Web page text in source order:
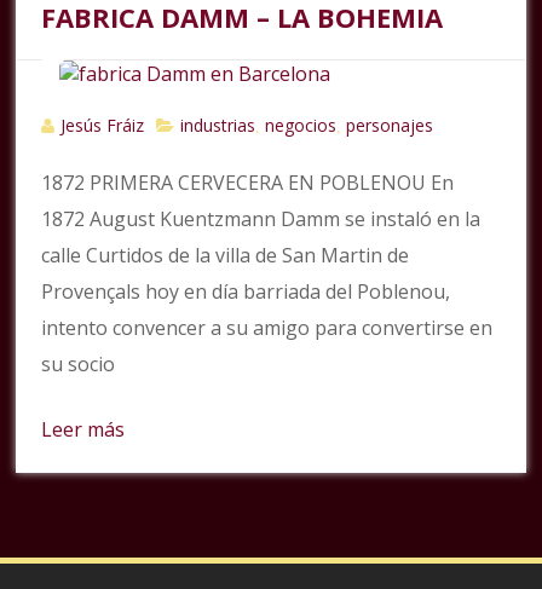
FABRICA DAMM – LA BOHEMIA
Jesús Fráiz industrias ,negocios ,personajes
1872 PRIMERA CERVECERA EN POBLENOU En
1872 August Kuentzmann Damm se instaló en la
calle Curtidos de la villa de San Martin de
Provençals hoy en día barriada del Poblenou,
intento convencer a su amigo para convertirse en
su socio
Leer más